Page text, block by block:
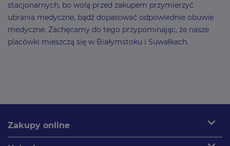
stacjonarnych, bo wolą przed zakupem przymierzyć
ubrania medyczne, bądź dopasować odpowiednie obuwie
medyczne. Zachęcamy do tego przypominając, że nasze
placówki mieszczą się w Białymstoku i Suwałkach.
Zakupy online expand_more